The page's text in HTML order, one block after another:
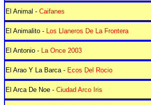
El Animal - Caifanes
El Animalito - Los Llaneros De La Frontera
El Antonio - La Once 2003
El Arao Y La Barca - Ecos Del Rocio
El Arca De Noe - Ciudad Arco Iris